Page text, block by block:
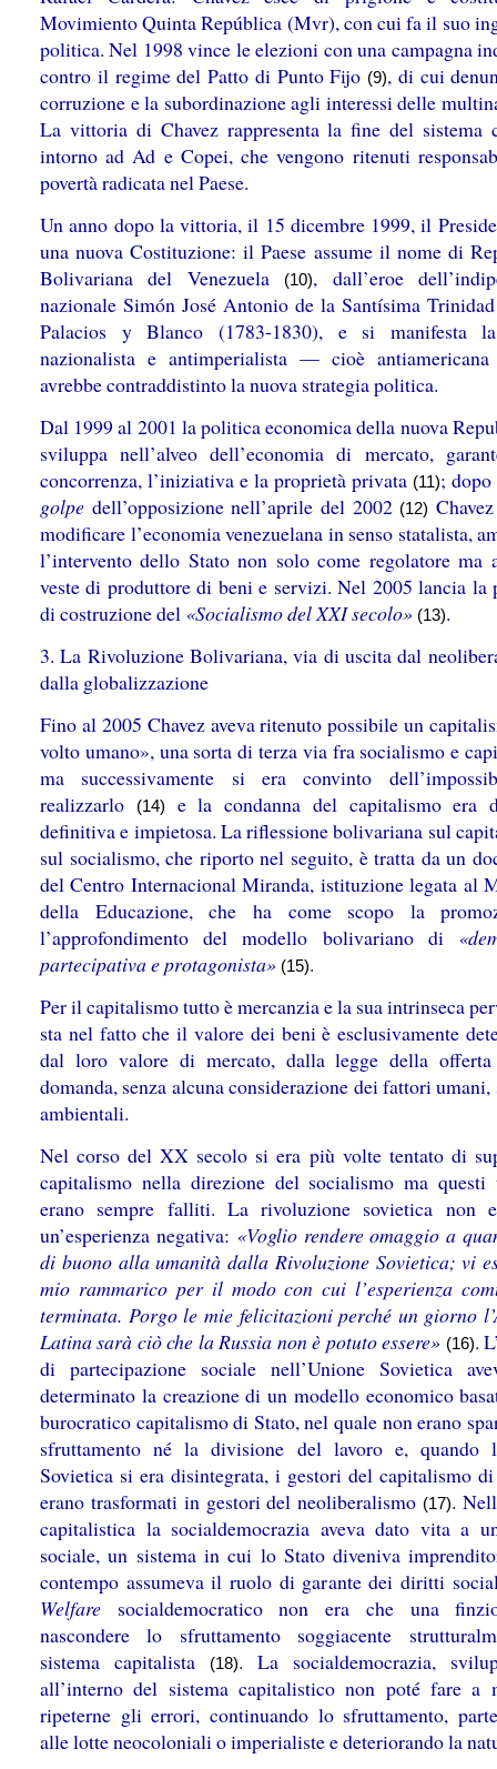
Movimiento Quinta República (Mvr), con cui fa il suo
politica. Nel 1998 vince le elezioni con una campagna
contro il regime del Patto di Punto Fijo (9), di cui
corruzione e la subordinazione agli interessi delle
La vittoria di Chavez rappresenta la fine del sistema
intorno ad Ad e Copei, che vengono ritenuti
povertà radicata nel Paese.
Un anno dopo la vittoria, il 15 dicembre 1999, il
una nuova Costituzione: il Paese assume il nome di
Bolivariana del Venezuela
(10), dall’eroe
nazionale Simón José Antonio de la Santísima
Palacios y Blanco (1783-1830), e si manifesta
nazionalista e antimperialista — cioè
avrebbe contraddistinto la nuova strategia politica.
Dal 1999 al 2001 la politica economica della nuova
sviluppa nell’alveo dell’economia di mercato,
concorrenza, l’iniziativa e la proprietà privata (11);
golpe dell’opposizione nell’aprile del 2002 (12)
modificare l’economia venezuelana in senso statalista,
l’intervento dello Stato non solo come regolatore ma
veste di produttore di beni e servizi. Nel 2005 lancia la
di costruzione del «Socialismo del XXI secolo» (13).
3. La Rivoluzione Bolivariana, via di uscita dal
dalla globalizzazione
Fino al 2005 Chavez aveva ritenuto possibile un
volto umano», una sorta di terza via fra socialismo e
ma successivamente si era convinto
realizzarlo
(14)
e la condanna del capitalismo era
definitiva e impietosa. La riflessione bolivariana sul
sul socialismo, che riporto nel seguito, è tratta da un
del Centro Internacional Miranda, istituzione legata al
della Educazione, che ha come scopo la
l’approfondimento del modello bolivariano di
partecipativa e protagonista» (15).
Per il capitalismo tutto è mercanzia e la sua intrinseca
sta nel fatto che il valore dei beni è esclusivamente
dal loro valore di mercato, dalla legge della
domanda, senza alcuna considerazione dei fattori
ambientali.
Nel corso del XX secolo si era più volte tentato di
capitalismo nella direzione del socialismo ma questi
erano sempre falliti. La rivoluzione sovietica non
un’esperienza negativa: «Voglio rendere omaggio a
di buono alla umanità dalla Rivoluzione Sovietica; vi
mio rammarico per il modo con cui l’esperienza
terminata. Porgo le mie felicitazioni perché un giorno
Latina sarà ciò che la Russia non è potuto essere» (16).
di partecipazione sociale nell’Unione Sovietica
determinato la creazione di un modello economico
burocratico capitalismo di Stato, nel quale non erano
sfruttamento né la divisione del lavoro e, quando
Sovietica si era disintegrata, i gestori del capitalismo
erano trasformati in gestori del neoliberalismo (17).
capitalistica la socialdemocrazia aveva dato vita a
sociale, un sistema in cui lo Stato diveniva
contempo assumeva il ruolo di garante dei diritti
Welfare socialdemocratico non era che una
nascondere lo sfruttamento soggiacente
sistema capitalista
(18). La socialdemocrazia,
all’interno del sistema capitalistico non poté fare a
ripeterne gli errori, continuando lo sfruttamento,
alle lotte neocoloniali o imperialiste e deteriorando la